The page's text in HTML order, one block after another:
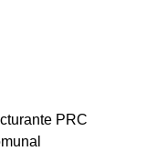
PRC